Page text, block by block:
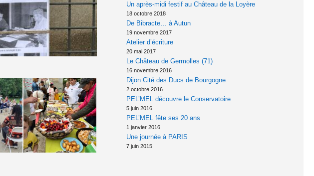
Un après-midi festif au Château de la Loyère
18 octobre 2018
De Bibracte… à Autun
19 novembre 2017
Atelier d’écriture
20 mai 2017
Le Château de Germolles (71)
16 novembre 2016
Dijon Cité des Ducs de Bourgogne
2 octobre 2016
PEL’MEL découvre le Conservatoire
5 juin 2016
PEL’MEL fête ses 20 ans
1 janvier 2016
Une journée à PARIS
7 juin 2015